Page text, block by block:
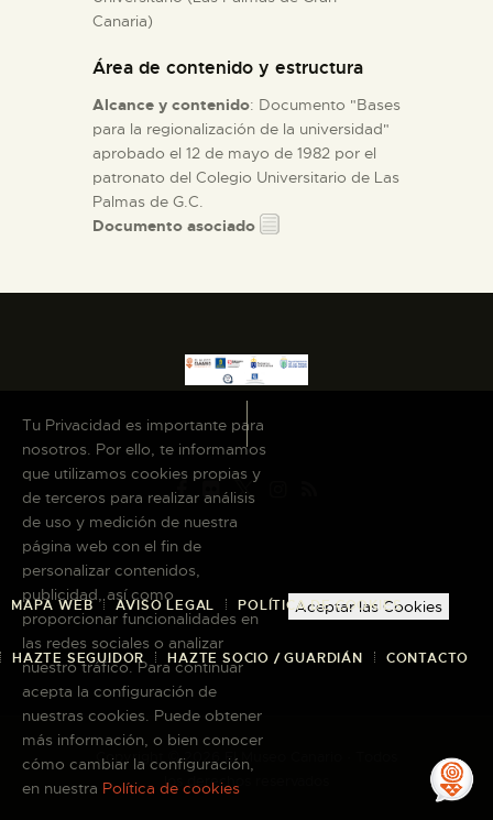
Canaria)
Área de contenido y estructura
Alcance y contenido: Documento "Bases
para la regionalización de la universidad"
aprobado el 12 de mayo de 1982 por el
patronato del Colegio Universitario de Las
Palmas de G.C.
Documento asociado
MAPA WEB AVISO LEGAL POLÍTICA DE COOKIES
HAZTE SEGUIDOR HAZTE SOCIO / GUARDIÁN CONTACTO
Copyright © 2026 El Museo Canario · Todos
los derechos reservados
Tu Privacidad es importante para
nosotros. Por ello, te informamos
que utilizamos cookies propias y
de terceros para realizar análisis
de uso y medición de nuestra
página web con el fin de
personalizar contenidos,
publicidad, así como
proporcionar funcionalidades en
las redes sociales o analizar
nuestro tráfico. Para continuar
acepta la configuración de
nuestras cookies. Puede obtener
más información, o bien conocer
cómo cambiar la configuración,
en nuestra Política de cookies
Aceptar las Cookies